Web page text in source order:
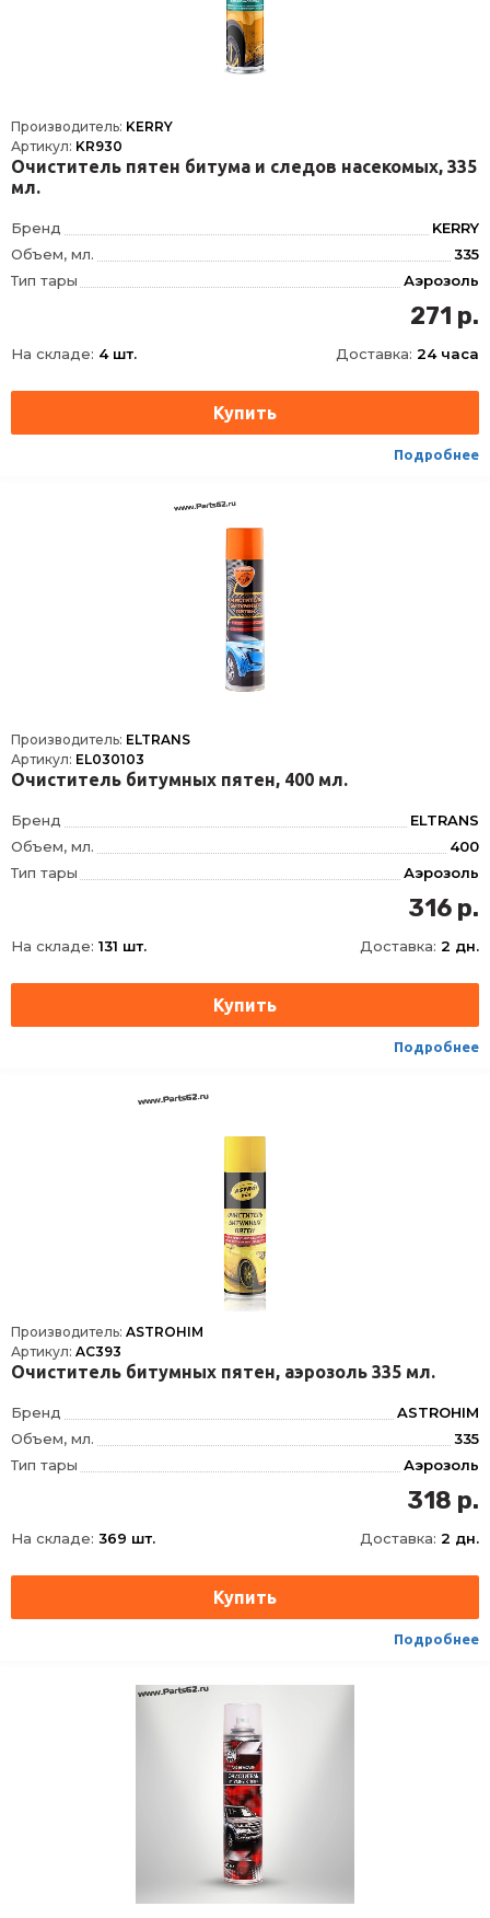
Производитель: KERRY
Артикул: KR930
Очиститель пятен битума и следов насекомых, 335
мл.
Бренд
KERRY
Объем, мл.
335
Тип тары
Аэрозоль
271 р.
На складе: 4 шт. Доставка: 24 часа
Подробнее
Производитель: ELTRANS
Артикул: EL030103
Очиститель битумных пятен, 400 мл.
Бренд
ELTRANS
Объем, мл.
400
Тип тары
Аэрозоль
316 р.
На складе: 131 шт. Доставка: 2 дн.
Подробнее
Производитель: ASTROHIM
Артикул: AC393
Очиститель битумных пятен, аэрозоль 335 мл.
Бренд
ASTROHIM
Объем, мл.
335
Тип тары
Аэрозоль
318 р.
На складе: 369 шт. Доставка: 2 дн.
Подробнее